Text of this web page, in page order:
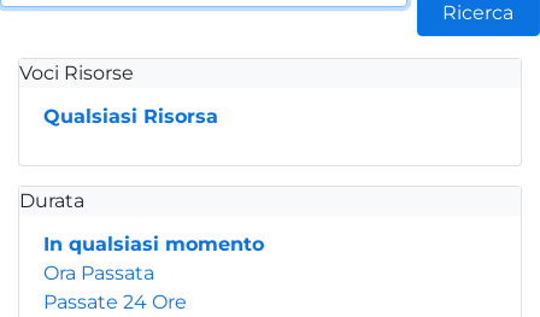
Ricerca
Voci Risorse
Qualsiasi Risorsa
Durata
In qualsiasi momento
Ora Passata
Passate 24 Ore